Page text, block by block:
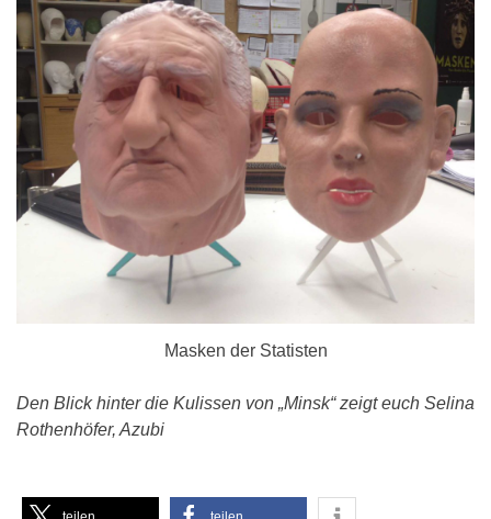
Masken der Statisten
Den Blick hinter die Kulissen von „Minsk“ zeigt euch Selina
Rothenhöfer, Azubi